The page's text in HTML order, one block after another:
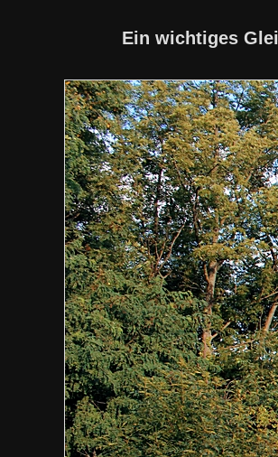
Ein wichtiges